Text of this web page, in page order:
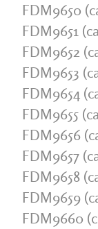
FDM9650
FDM9651
FDM9652
FDM9653
FDM9654
FDM9655
FDM9656
FDM9657
FDM9658
FDM9659
FDM9660